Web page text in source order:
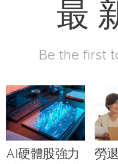
最
Be the first
AI硬體股強力
勞